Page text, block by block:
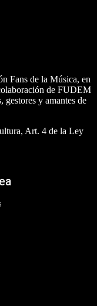
Fans de la Música, en
de FUDEM
gestores y amantes de
Art. 4 de la Ley